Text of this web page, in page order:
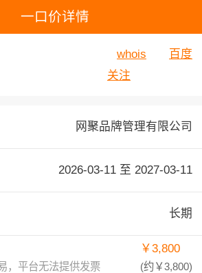
一口价详情
whois
百度
关注
网聚品牌管理有限公司
2026-03-11 至 2027-03-11
长期
，平台无法提供发票
￥3,800
(约￥3,800)